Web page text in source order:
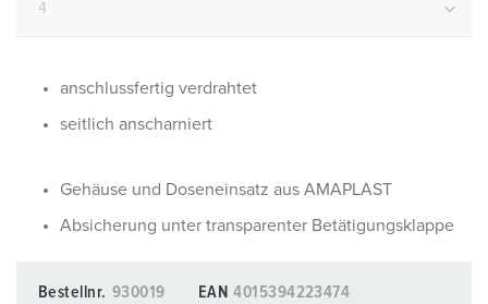
anschlussfertig verdrahtet
seitlich anscharniert
Gehäuse und Doseneinsatz aus AMAPLAST
Absicherung unter transparenter Betätigungsklappe
Bestellnr. 930019 EAN 4015394223474